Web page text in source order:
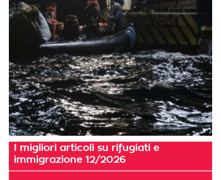
I migliori articoli su rifugiati e
immigrazione 12/2026